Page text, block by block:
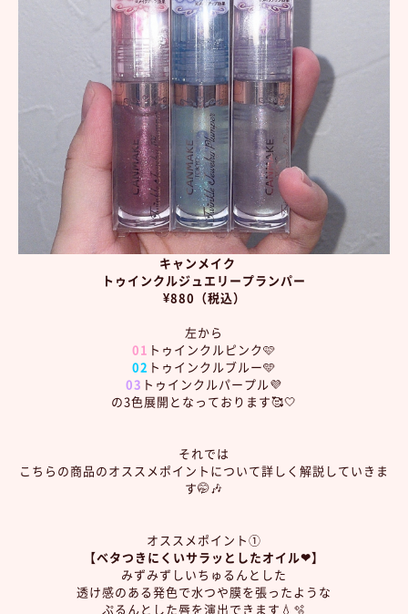
キャンメイク
トゥインクルジュエリープランパー
¥880（税込）
左から
01 トゥインクルピンク🩷
02 トゥインクルブルー🩵
03 トゥインクルパープル💜
の3色展開となっております🥰🤍
それでは
こちらの商品のオススメポイントについて詳しく解説していきま
す🤭🎶
オススメポイント①
【ベタつきにくいサラッとしたオイル❤︎】
みずみずしいちゅるんとした
透け感のある発色で水つや膜を張ったような
ぷるんとした唇を演出できます💧🫧